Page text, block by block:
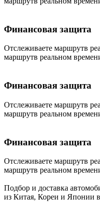
Финансовая защита
Отслеживаете маршрутв
маршрутв реальном
Финансовая защита
Отслеживаете маршрутв
маршрутв реальном
Финансовая защита
Отслеживаете маршрутв
маршрутв реальном
Подбор и доставка
из Китая, Кореи и Японии